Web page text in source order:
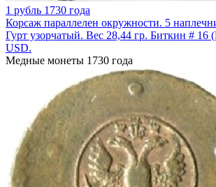
1 рубль 1730 года
Корсаж параллелен окружности. 5
Гурт узорчатый. Вес 28,44 гр. Биткин # 16
USD.
Медные монеты 1730 года